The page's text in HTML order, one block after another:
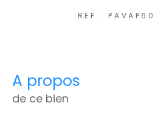
REF :
a propos
de ce bien